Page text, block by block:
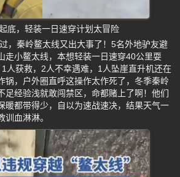
底，轻装一日速穿计划太冒险
，秦岭鳌太线又出大事了！5名外地驴友避
走小鳌太线，本想轻装一日速穿40公里耍
人获救，2人不幸遇难，1人坠崖直升机还在
锅，户外圈直呼这操作太作死了，冬季秦岭
足经验浅就敢闯禁区，命都赌上了啊！他们
暖都带得少，自以为速战速决，结果天气一
血淋淋。